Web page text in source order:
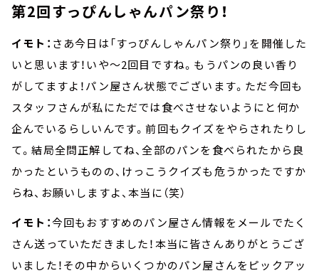
第2回すっぴんしゃんパン祭り！
イモト： さあ今日は「すっぴんしゃんパン祭り」を開催した
いと思います！いや～2回目ですね。もうパンの良い香り
がしてますよ！パン屋さん状態でございます。ただ今回も
スタッフさんが私にただでは食べさせないようにと何か
企んでいるらしいんです。前回もクイズをやらされたりし
て。結局全問正解してね、全部のパンを食べられたから良
かったというものの、けっこうクイズも危うかったですか
らね、お願いしますよ、本当に（笑）
イモト：今回もおすすめのパン屋さん情報をメールでたく
さん送っていただきました！本当に皆さんありがとうござ
いました！その中からいくつかのパン屋さんをピックアッ